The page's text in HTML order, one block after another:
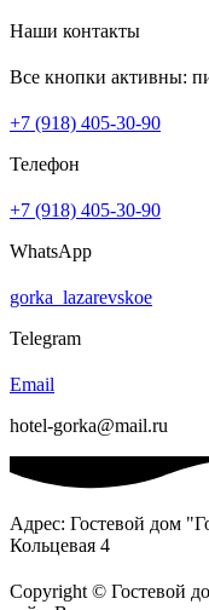
Наши контакты
Все кнопки активны:
+7 (918) 405-30-90
Телефон
+7 (918) 405-30-90
WhatsApp
gorka_lazarevskoe
Telegram
Email
hotel-gorka@mail.ru
Адрес: Гостевой дом
Кольцевая 4
Copyright © Гостевой